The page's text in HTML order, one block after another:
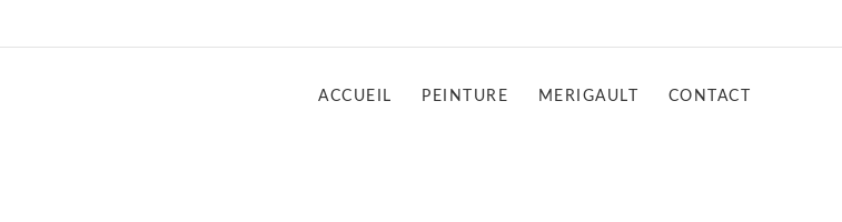
ACCUEIL PEINTURE MERIGAULT CONTACT